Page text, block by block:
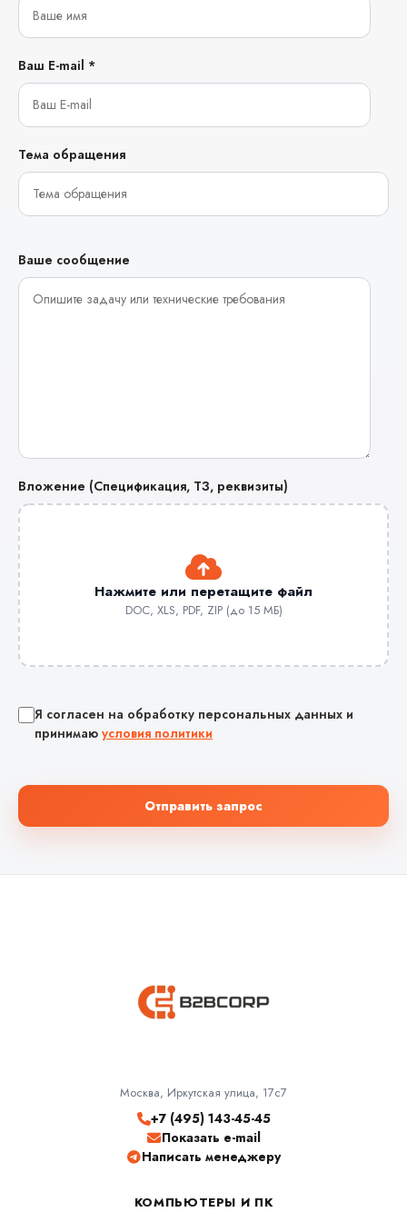
Ваш E-mail *
Тема обращения
Ваше сообщение
Вложение (Спецификация, ТЗ, реквизиты)
Нажмите или перетащите файл
DOC, XLS, PDF, ZIP (до 15 МБ)
Я согласен на обработку персональных данных и
принимаю условия политики
Отправить запрос
Москва, Иркутская улица, 17с7
+7 (495) 143-45-45
Показать e-mail
Написать менеджеру
КОМПЬЮТЕРЫ И ПК